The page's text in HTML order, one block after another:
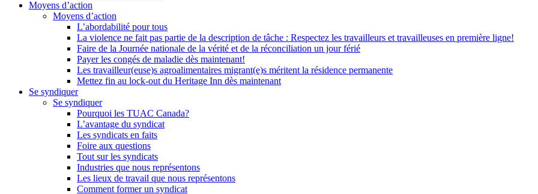
Moyens d’action
Moyens d’action
L’abordabilité pour tous
La violence ne fait pas partie de la description de tâche : Respectez les travailleurs et travailleuses en première ligne!
Faire de la Journée nationale de la vérité et de la réconciliation un jour férié
Payer les congés de maladie dès maintenant!
Les travailleur(euse)s agroalimentaires migrant(e)s méritent la résidence permanente
Mettez fin au lock-out du Heritage Inn dès maintenant
Se syndiquer
Se syndiquer
Pourquoi les TUAC Canada?
L’avantage du syndicat
Les syndicats en faits
Foire aux questions
Tout sur les syndicats
Industries que nous représentons
Les lieux de travail que nous représentons
Comment former un syndicat